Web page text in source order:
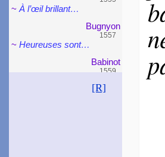
~À l’œil bril­lant…
Bu­gnyon
1557
~Heureuses sont…
Babi­not
1559
[R]